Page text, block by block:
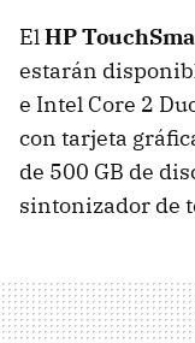
ElHP
estarán
e Intel Core 2
con tarjeta
de 500 GB de
sintonizador de